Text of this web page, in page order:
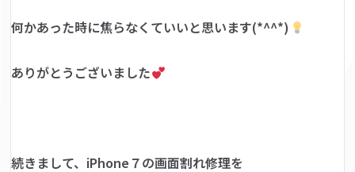
何かあった時に焦らなくていいと思います(*^^*)
ありがとうございました
続きまして、iPhone７の画面割れ修理を